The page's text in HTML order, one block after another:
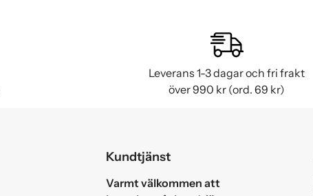
Leverans 1-3 dagar och fri frakt
över 990 kr (ord. 69 kr)
Kundtjänst
Varmt välkommen att